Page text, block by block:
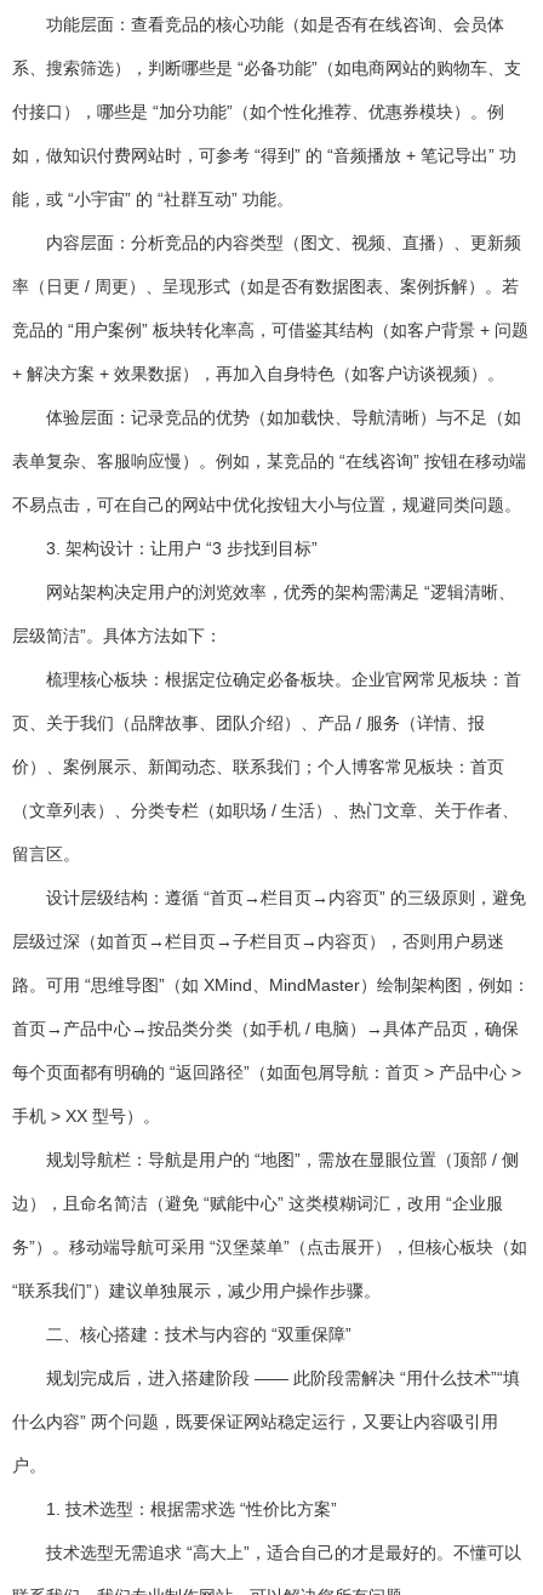
功能层面 ：查看竞品的核心功能（如是否有在线咨询、会员体
系、搜索筛选），判断哪些是 “必备功能”（如电商网站的购物车、支
付接口），哪些是 “加分功能”（如个性化推荐、优惠券模块）。例
如，做知识付费网站时，可参考 “得到” 的 “音频播放 + 笔记导出” 功
能，或 “小宇宙” 的 “社群互动” 功能。
内容层面 ：分析竞品的内容类型（图文、视频、直播）、更新频
率（日更 / 周更）、呈现形式（如是否有数据图表、案例拆解）。若
竞品的 “用户案例” 板块转化率高，可借鉴其结构（如客户背景 + 问题
+ 解决方案 + 效果数据），再加入自身特色（如客户访谈视频）。
体验层面 ：记录竞品的优势（如加载快、导航清晰）与不足（如
表单复杂、客服响应慢）。例如，某竞品的 “在线咨询” 按钮在移动端
不易点击，可在自己的网站中优化按钮大小与位置，规避同类问题。
3. 架构设计：让用户 “3 步找到目标”
网站架构决定用户的浏览效率，优秀的架构需满足 “逻辑清晰、
层级简洁”。具体方法如下：
梳理核心板块 ：根据定位确定必备板块。企业官网常见板块：首
页、关于我们（品牌故事、团队介绍）、产品 / 服务（详情、报
价）、案例展示、新闻动态、联系我们；个人博客常见板块：首页
（文章列表）、分类专栏（如职场 / 生活）、热门文章、关于作者、
留言区。
设计层级结构 ：遵循 “首页→栏目页→内容页” 的三级原则，避免
层级过深（如首页→栏目页→子栏目页→内容页），否则用户易迷
路。可用 “思维导图”（如 XMind、MindMaster）绘制架构图，例如：
首页→产品中心→按品类分类（如手机 / 电脑）→具体产品页，确保
每个页面都有明确的 “返回路径”（如面包屑导航：首页 > 产品中心 >
手机 > XX 型号）。
规划导航栏 ：导航是用户的 “地图”，需放在显眼位置（顶部 / 侧
边），且命名简洁（避免 “赋能中心” 这类模糊词汇，改用 “企业服
务”）。移动端导航可采用 “汉堡菜单”（点击展开），但核心板块（如
“联系我们”）建议单独展示，减少用户操作步骤。
二、核心搭建：技术与内容的 “双重保障”
规划完成后，进入搭建阶段 —— 此阶段需解决 “用什么技术”“填
什么内容” 两个问题，既要保证网站稳定运行，又要让内容吸引用
户。
1. 技术选型：根据需求选 “性价比方案”
技术选型无需追求 “高大上”，适合自己的才是最好的。不懂可以